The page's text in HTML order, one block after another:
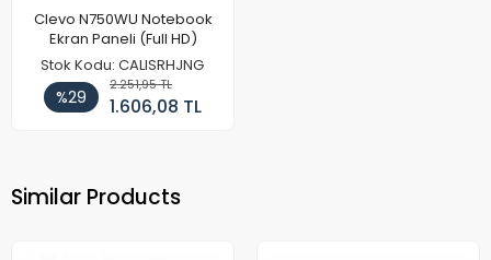
Clevo N750WU Notebook
Ekran Paneli (Full HD)
Stok Kodu: CALISRHJNG
%29
2.251,95 TL
1.606,08 TL
Similar Products